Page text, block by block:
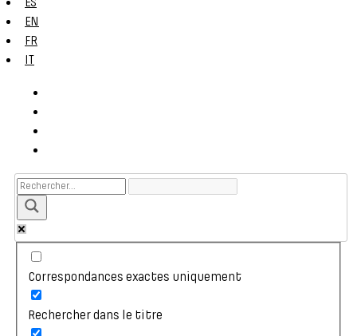
EN
FR
IT
Correspondances exactes uniquement
Rechercher dans le titre